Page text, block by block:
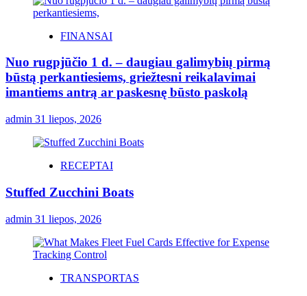
FINANSAI
Nuo rugpjūčio 1 d. – daugiau galimybių pirmą
būstą perkantiesiems, griežtesni reikalavimai
imantiems antrą ar paskesnę būsto paskolą
admin 31 liepos, 2026
RECEPTAI
Stuffed Zucchini Boats
admin 31 liepos, 2026
TRANSPORTAS